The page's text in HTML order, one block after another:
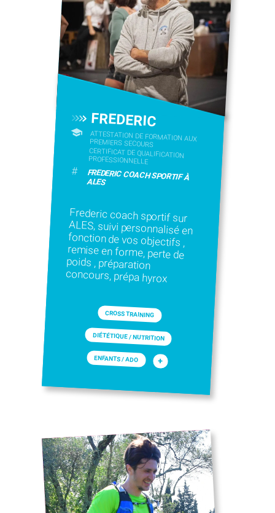
FREDERIC
ATTESTATION DE FORMATION AUX
PREMIERS SECOURS
CERTIFICAT DE QUALIFICATION
PROFESSIONNELLE
# FREDERIC COACH SPORTIF À
ALES
Frederic coach sportif sur
ALES, suivi personnalisé en
fonction de vos objectifs ,
remise en forme, perte de
poids , préparation
concours, prépa hyrox
CROSS TRAINING
DIÉTÉTIQUE / NUTRITION
ENFANTS / ADO +